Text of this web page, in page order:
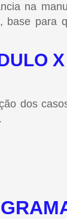
na
base para
X
dos